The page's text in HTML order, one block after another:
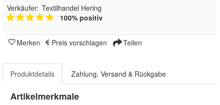
Verkäufer: Textilhandel Hering
100% positiv
Merken Preis vorschlagen Teilen
Produktdetails Zahlung, Versand & Rückgabe
Artikelmerkmale